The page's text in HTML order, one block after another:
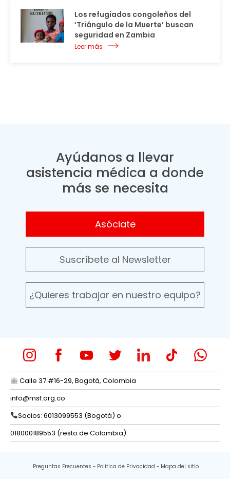
Los refugiados congoleños del
‘Triángulo de la Muerte’ buscan
seguridad en Zambia
Leer más
Ayúdanos a llevar
asistencia médica a donde
más se necesita
Asóciate
Suscríbete al Newsletter
¿Quieres trabajar en nuestro equipo?
Calle 37 #16-29, Bogotá, Colombia
info@msf.org.co
Socios: 6013099553 (Bogotá) o
018000189553 (resto de Colombia)
Preguntas Frecuentes Política de Privacidad Mapa del sitio